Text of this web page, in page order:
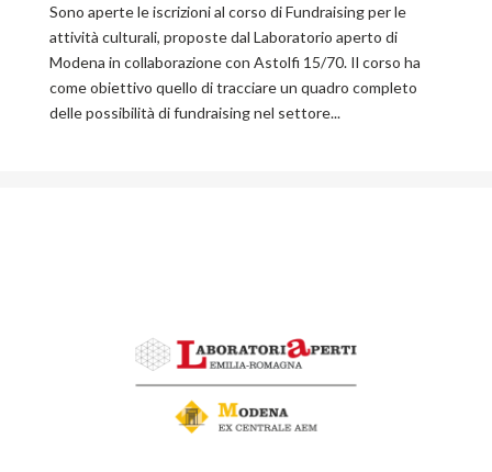
Sono aperte le iscrizioni al corso di Fundraising per le
attività culturali, proposte dal Laboratorio aperto di
Modena in collaborazione con Astolfi 15/70. Il corso ha
come obiettivo quello di tracciare un quadro completo
delle possibilità di fundraising nel settore...